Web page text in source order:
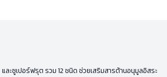
ซูเปอร์ฟรุต รวม 12 ชนิด ช่วยเสริมสารต้านอนุมูลอิสระ